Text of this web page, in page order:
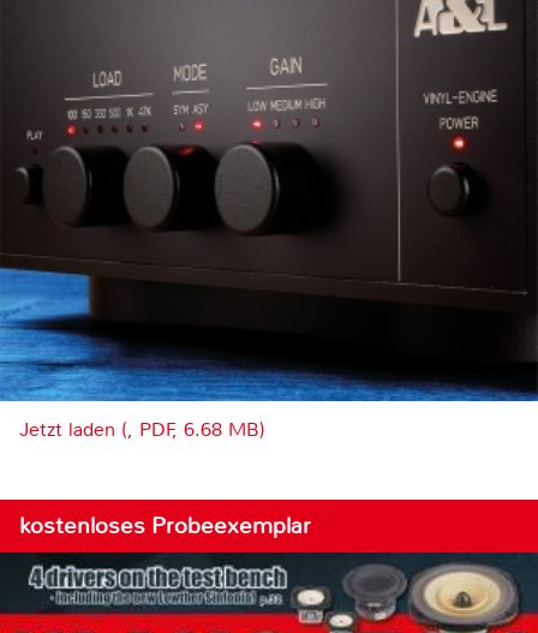
Jetzt laden (, PDF, 6.68 MB)
kostenloses Probeexemplar